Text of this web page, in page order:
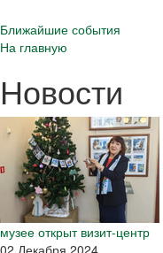
Ближайшие события
На главную
Новости
музее открыт визит-центр
02 Декабря 2024